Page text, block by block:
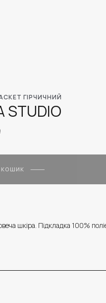
ГІРЧИЧНИЙ
STUDIO
КОШИК
шкіра. Підкладка 100%